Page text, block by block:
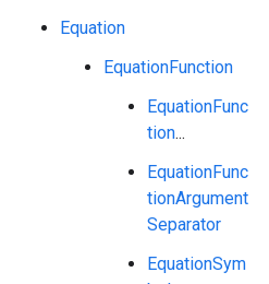
Equation
EquationFunction
EquationFunc
tion...
EquationFunc
tionArgument
Separator
EquationSym